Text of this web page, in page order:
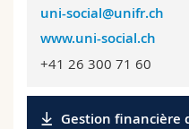
uni-social@unifr.ch
www.uni-social.ch
+41 26 300 71 60
Gestion financière